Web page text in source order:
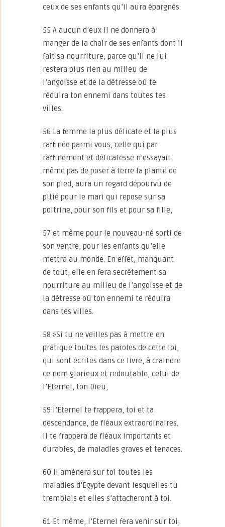
ceux de ses enfants qu’il aura épargnés.
55 A aucun d’eux il ne donnera à
manger de la chair de ses enfants dont il
fait sa nourriture, parce qu’il ne lui
restera plus rien au milieu de
l’angoisse et de la détresse où te
réduira ton ennemi dans toutes tes
villes.
56 La femme la plus délicate et la plus
raffinée parmi vous, celle qui par
raffinement et délicatesse n’essayait
même pas de poser à terre la plante de
son pied, aura un regard dépourvu de
pitié pour le mari qui repose sur sa
poitrine, pour son fils et pour sa fille,
57 et même pour le nouveau-né sorti de
son ventre, pour les enfants qu’elle
mettra au monde. En effet, manquant
de tout, elle en fera secrètement sa
nourriture au milieu de l’angoisse et de
la détresse où ton ennemi te réduira
dans tes villes.
58 »Si tu ne veilles pas à mettre en
pratique toutes les paroles de cette loi,
qui sont écrites dans ce livre, à craindre
ce nom glorieux et redoutable, celui de
l’Eternel, ton Dieu,
59 l’Eternel te frappera, toi et ta
descendance, de fléaux extraordinaires.
Il te frappera de fléaux importants et
durables, de maladies graves et tenaces.
60 Il amènera sur toi toutes les
maladies d’Egypte devant lesquelles tu
tremblais et elles s’attacheront à toi.
61 Et même, l’Eternel fera venir sur toi,